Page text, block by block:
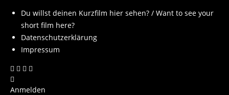
Du willst deinen Kurzfilm hier sehen? / Want to see your
short film here?
Datenschutzerklärung
Impressum
Anmelden